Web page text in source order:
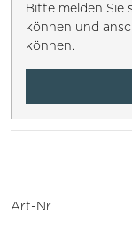
Bitte melden Sie
können und
können.
Art-Nr